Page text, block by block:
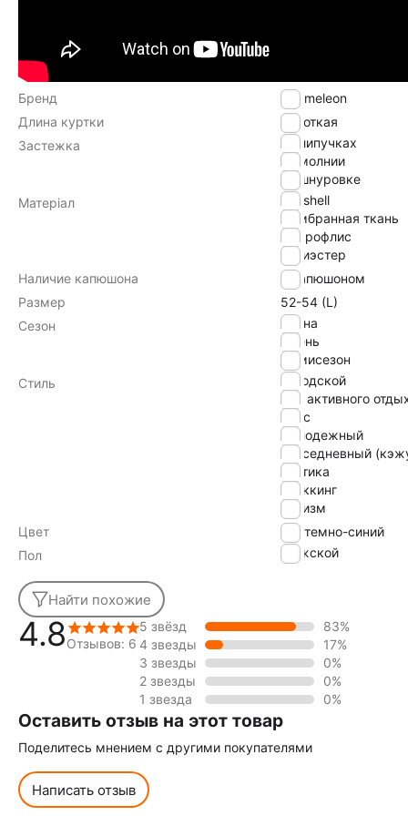
Бренд
Chameleon
Длина куртки
Короткая
Застежка
на липучках
на молнии
на шнуровке
Матеріал
softshell
мембранная ткань
микрофлис
полиэстер
Наличие капюшона
с капюшоном
Размер
52-54 (L)
Сезон
Весна
Осень
Демисезон
Стиль
городской
для активного
дснс
молодежный
повседневный
тактика
треккинг
туризм
Цвет
темно-синий
Пол
Мужской
Найти похожие
4.8Отзывов: 6
5 звёзд
83%
4 звезды
17%
3 звезды
0%
2 звезды
0%
1 звезда
0%
Оставить отзыв на этот товар
Поделитесь мнением с другими покупателями
Написать отзыв